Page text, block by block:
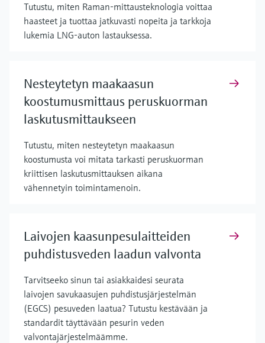
Tutustu, miten Raman-mittausteknologia voittaa
haasteet ja tuottaa jatkuvasti nopeita ja tarkkoja
lukemia LNG-auton lastauksessa.
Nesteytetyn maakaasun
koostumusmittaus peruskuorman
laskutusmittaukseen
Tutustu, miten nesteytetyn maakaasun
koostumusta voi mitata tarkasti peruskuorman
kriittisen laskutusmittauksen aikana
vähennetyin toimintamenoin.
Laivojen kaasunpesulaitteiden
puhdistusveden laadun valvonta
Tarvitseeko sinun tai asiakkaidesi seurata
laivojen savukaasujen puhdistusjärjestelmän
(EGCS) pesuveden laatua? Tutustu kestävään ja
standardit täyttävään pesurin veden
valvontajärjestelmäämme.